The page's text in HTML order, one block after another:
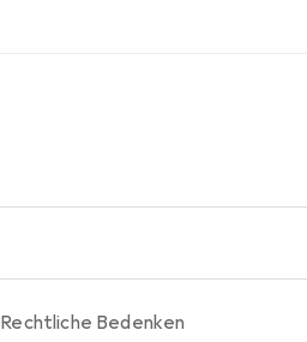
Rechtliche Bedenken